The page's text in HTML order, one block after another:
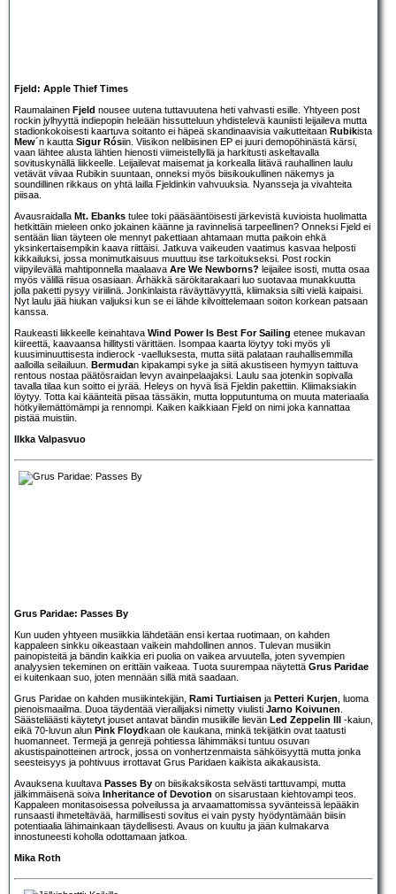
Fjeld: Apple Thief Times
Raumalainen Fjeld nousee uutena tuttavuutena heti vahvasti esille. Yhtyeen post
rockin jylhyyttä indiepopin heleään hissutteluun yhdistelevä kauniisti leijaileva mutta
stadionkokoisesti kaartuva soitanto ei häpeä skandinaavisia vaikutteitaan Rubikista
Mew´n kautta Sigur Rósiin. Viisikon nelibiisinen EP ei juuri demopöhinästä kärsi,
vaan lähtee alusta lähtien hienosti viimeistellyllä ja harkitusti askeltavalla
sovituskynällä liikkeelle. Leijailevat maisemat ja korkealla liitävä rauhallinen laulu
vetävät viivaa Rubikin suuntaan, onneksi myös biisikoukullinen näkemys ja
soundillinen rikkaus on yhtä lailla Fjeldinkin vahvuuksia. Nyansseja ja vivahteita
piisaa.
Avausraidalla Mt. Ebanks tulee toki pääsääntöisesti järkevistä kuvioista huolimatta
hetkittäin mieleen onko jokainen käänne ja ravinnelisä tarpeellinen? Onneksi Fjeld ei
sentään liian täyteen ole mennyt pakettiaan ahtamaan mutta paikoin ehkä
yksinkertaisempikin kaava riittäisi. Jatkuva vaikeuden vaatimus kasvaa helposti
kikkailuksi, jossa monimutkaisuus muuttuu itse tarkoitukseksi. Post rockin
viipyilevällä mahtiponnella maalaava Are We Newborns? leijailee isosti, mutta osaa
myös välillä riisua osasiaan. Ärhäkkä särökitarakaari luo suotavaa munakkuutta
jolla paketti pysyy viriilinä. Jonkinlaista räväyttävyyttä, kliimaksia silti vielä kaipaisi.
Nyt laulu jää hiukan valjuksi kun se ei lähde kilvoittelemaan soiton korkean patsaan
kanssa.
Raukeasti liikkeelle keinahtava Wind Power Is Best For Sailing etenee mukavan
kiireettä, kaavaansa hillitysti värittäen. Isompaa kaarta löytyy toki myös yli
kuusiminuuttisesta indierock -vaelluksesta, mutta siitä palataan rauhallisemmilla
aalloilla seilailuun. Bermudan kipakampi syke ja siitä akustiseen hymyyn taittuva
rentous nostaa päätösraidan levyn avainpelaajaksi. Laulu saa jotenkin sopivalla
tavalla tilaa kun soitto ei jyrää. Heleys on hyvä lisä Fjeldin pakettiin. Kliimaksiakin
löytyy. Totta kai käänteitä piisaa tässäkin, mutta lopputuntuma on muuta materiaalia
hötkyilemättömämpi ja rennompi. Kaiken kaikkiaan Fjeld on nimi joka kannattaa
pistää muistiin.
Ilkka Valpasvuo
Grus Paridae: Passes By
Kun uuden yhtyeen musiikkia lähdetään ensi kertaa ruotimaan, on kahden
kappaleen sinkku oikeastaan vaikein mahdollinen annos. Tulevan musiikin
painopisteitä ja bändin kaikkia eri puolia on vaikea arvuutella, joten syvempien
analyysien tekeminen on erittäin vaikeaa. Tuota suurempaa näytettä Grus Paridae
ei kuitenkaan suo, joten mennään sillä mitä saadaan.
Grus Paridae on kahden musiikintekijän, Rami Turtiaisen ja Petteri Kurjen , luoma
pienoismaailma. Duoa täydentää vierailijaksi nimetty viulisti Jarno Koivunen
Säästeliäästi käytetyt jouset antavat bändin musiikille lievän Led Zeppelin III -kaiun,
eikä 70-luvun alun Pink Floydkaan ole kaukana, minkä tekijätkin ovat taatusti
huomanneet. Termejä ja genrejä pohtiessa lähimmäksi tuntuu osuvan
akustispainotteinen artrock, jossa on vonhertzenmaista sähköisyyttä mutta jonka
seesteisyys ja pohtivuus irrottavat Grus Paridaen kaikista aikakausista.
Avauksena kuultava Passes By on biisikaksikosta selvästi tarttuvampi, mutta
jälkimmäisenä soiva Inheritance of Devotion on sisarustaan kiehtovampi teos.
Kappaleen monitasoisessa polveilussa ja arvaamattomissa syvänteissä lepääkin
runsaasti ihmeteltävää, harmillisesti sovitus ei vain pysty hyödyntämään biisin
potentiaalia lähimainkaan täydellisesti. Avaus on kuultu ja jään kulmakarva
innostuneesti koholla odottamaan jatkoa.
Mika Roth